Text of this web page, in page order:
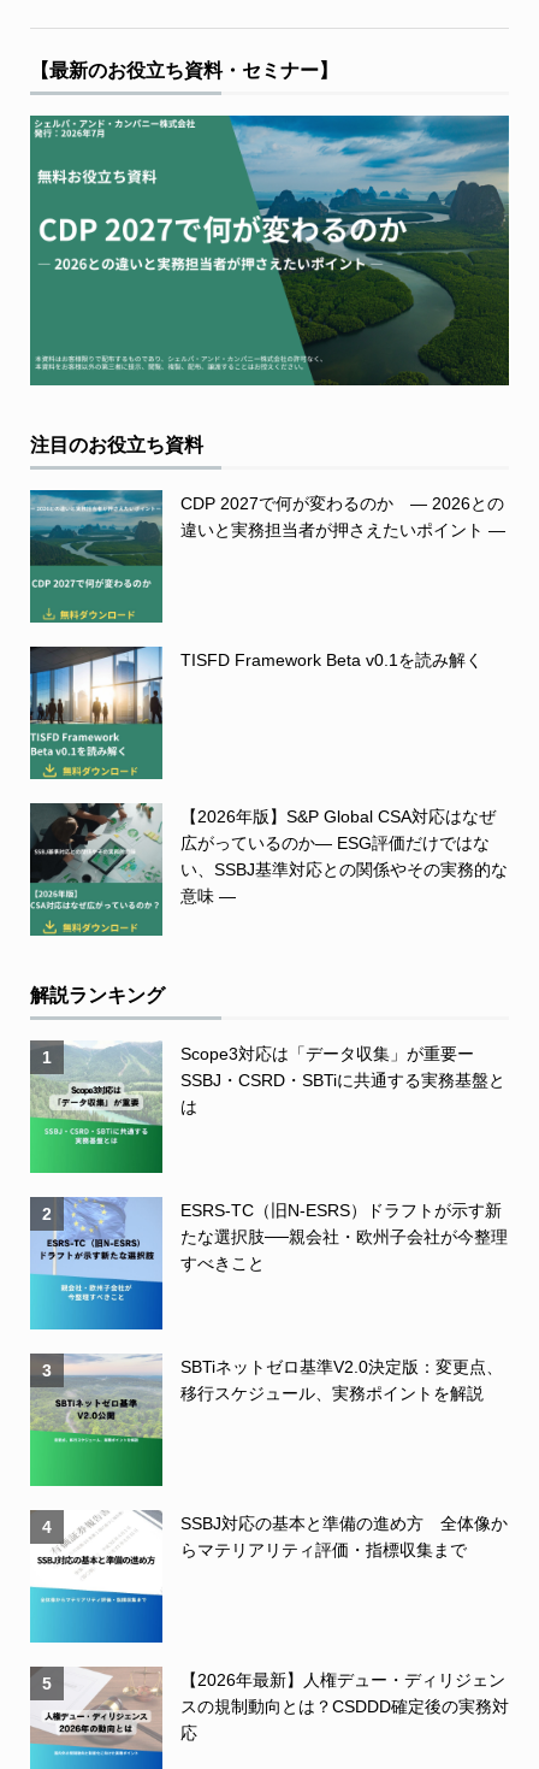
【最新のお役立ち資料・セミナー】
注目のお役立ち資料
CDP 2027で何が変わるのか ― 2026との
違いと実務担当者が押さえたいポイント ―
TISFD Framework Beta v0.1を読み解く
【2026年版】S&P Global CSA対応はなぜ
広がっているのか― ESG評価だけではな
い、SSBJ基準対応との関係やその実務的な
意味 ―
解説ランキング
1
Scope3対応は「データ収集」が重要ー
SSBJ・CSRD・SBTiに共通する実務基盤と
は
2
ESRS-TC（旧N-ESRS）ドラフトが示す新
たな選択肢──親会社・欧州子会社が今整理
すべきこと
3
SBTiネットゼロ基準V2.0決定版：変更点、
移行スケジュール、実務ポイントを解説
4
SSBJ対応の基本と準備の進め方 全体像か
らマテリアリティ評価・指標収集まで
5
【2026年最新】人権デュー・ディリジェン
スの規制動向とは？CSDDD確定後の実務対
応